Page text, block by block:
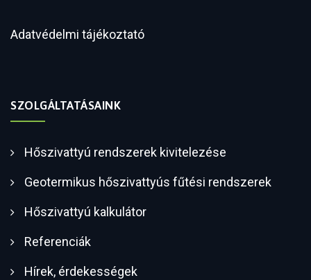
Adatvédelmi tájékoztató
SZOLGÁLTATÁSAINK
Hőszivattyú rendszerek kivitelezése
Geotermikus hőszivattyús fűtési rendszerek
Hőszivattyú kalkulátor
Referenciák
Hírek, érdekességek